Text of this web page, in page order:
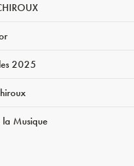
2025
la Musique